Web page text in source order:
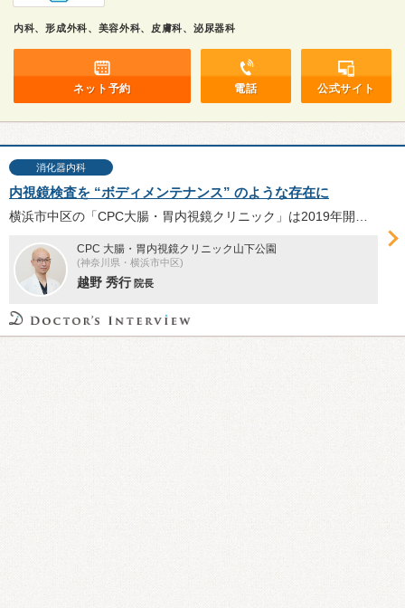
内科、形成外科、美容外科、皮膚科、泌尿器科
ネット予約 電話 公式サイト
消化器内科
内視鏡検査を “ボディメンテナンス” のような存在に
CPC 大腸・胃内視鏡クリニック山下公園
(神奈川県・横浜市中区)
越野 秀行 院長